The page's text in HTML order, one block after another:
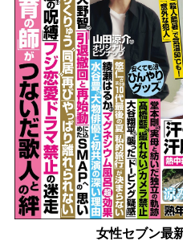
女性セブン最